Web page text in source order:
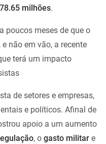
milhões.
poucos meses de que o
não em vão, a recente
terá um impacto
de setores e empresas,
e políticos. Afinal de
apoio a um aumento
, o gasto militar e